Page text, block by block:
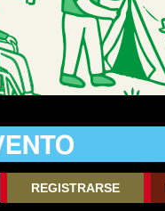
REGISTRARSE